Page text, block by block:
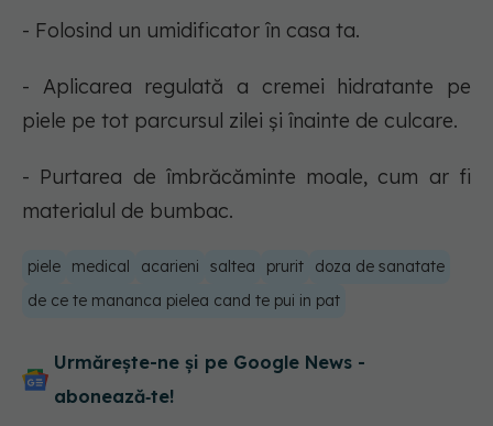
- Folosind un umidificator în casa ta.
- Aplicarea regulată a cremei hidratante pe
piele pe tot parcursul zilei și înainte de culcare.
- Purtarea de îmbrăcăminte moale, cum ar fi
materialul de bumbac.
piele medical acarieni saltea prurit
doza de sanatate
de ce te mananca pielea cand te pui in pat
Urmărește-ne și pe Google News -
abonează‑te!